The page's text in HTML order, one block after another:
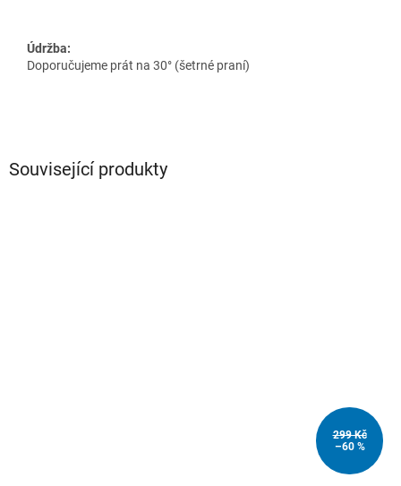
Údržba:
Doporučujeme prát na 30° (šetrné praní)
Související produkty
299 Kč
–60 %